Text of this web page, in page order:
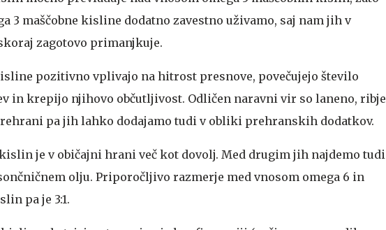
3 maščobne kisline dodatno zavestno uživamo, saj nam jih v
zagotovo primanjkuje.
pozitivno vplivajo na hitrost presnove, povečujejo število
in krepijo njihovo občutljivost. Odličen naravni vir so laneno, ribje
pa jih lahko dodajamo tudi v obliki prehranskih dodatkov.
je v običajni hrani več kot dovolj. Med drugim jih najdemo tudi
olju. Priporočljivo razmerje med vnosom omega 6 in
pa je 3:1.